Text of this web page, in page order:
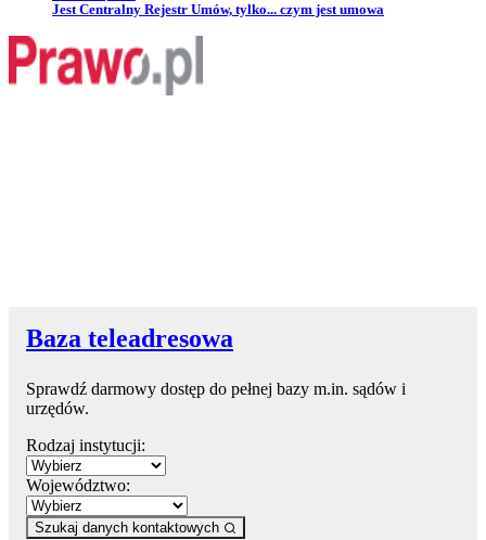
Przejdź do artykułu:
Jest Centralny Rejestr Umów, tylko... czym jest umowa
Baza teleadresowa
Sprawdź darmowy dostęp do pełnej bazy m.in. sądów i
urzędów.
Rodzaj instytucji:
Województwo:
Szukaj danych kontaktowych